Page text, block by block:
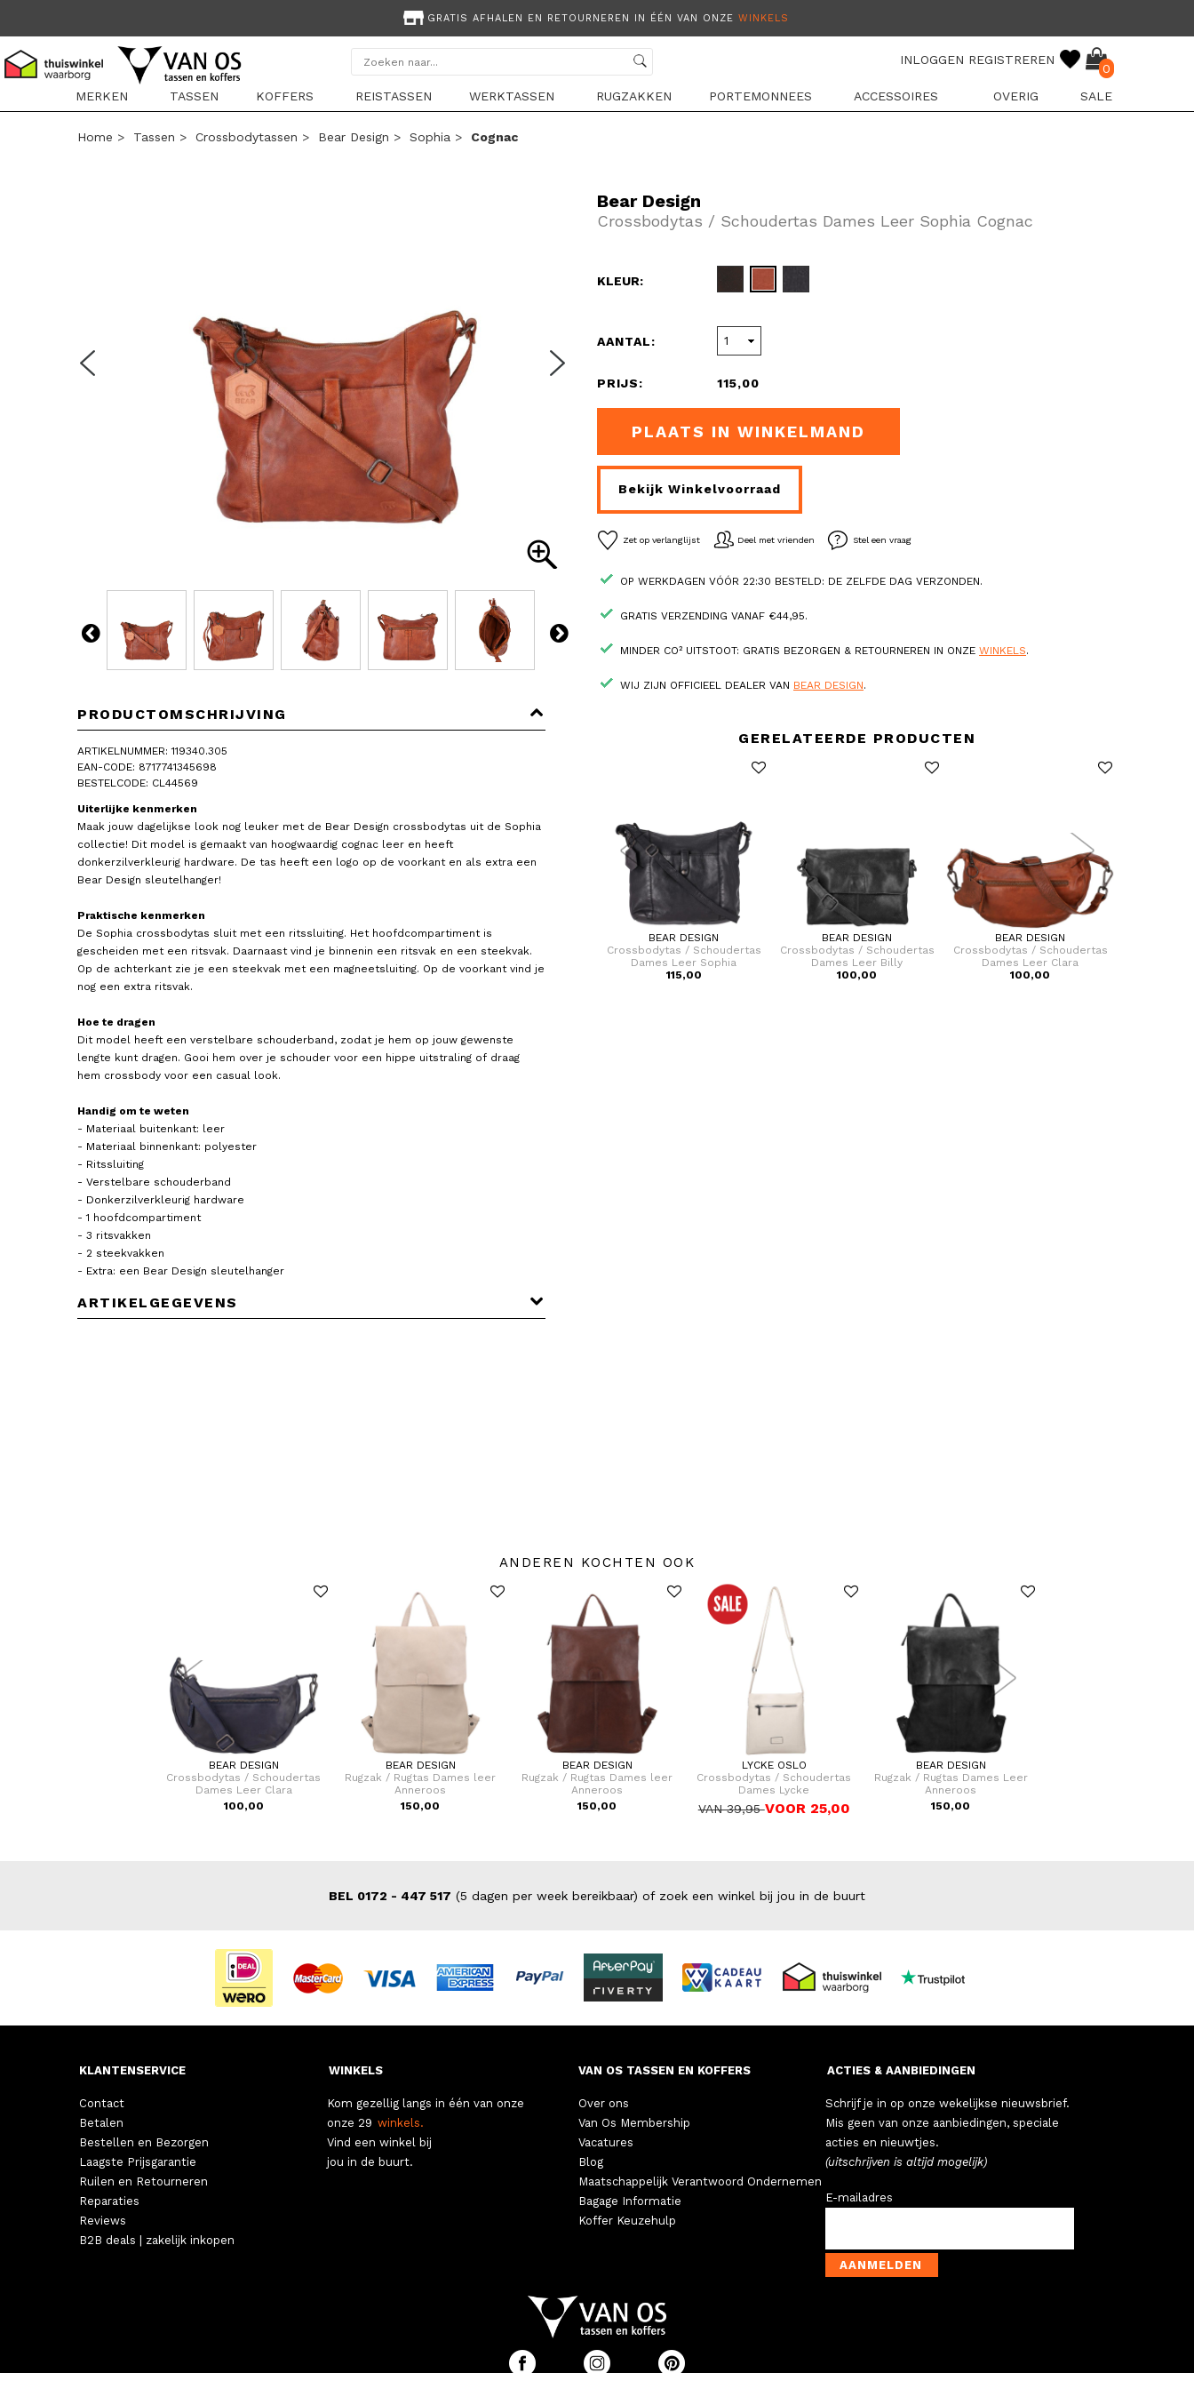
GRATIS AFHALEN EN RETOURNEREN IN ÉÉN VAN ONZE WINKELS
INLOGGEN REGISTREREN
0
MERKEN
TASSEN KOFFERS REISTASSEN WERKTASSEN RUGZAKKEN PORTEMONNEES ACCESSOIRES OVERIG SALE
Home > Tassen > Crossbodytassen > Bear Design > Sophia > Cognac
PRODUCTOMSCHRIJVING
ARTIKELNUMMER: 119340.305
EAN-CODE: 8717741345698
BESTELCODE: CL44569
Uiterlijke kenmerken
Maak jouw dagelijkse look nog leuker met de Bear Design crossbodytas uit de Sophia
collectie! Dit model is gemaakt van hoogwaardig cognac leer en heeft
donkerzilverkleurig hardware. De tas heeft een logo op de voorkant en als extra een
Bear Design sleutelhanger!
Praktische kenmerken
De Sophia crossbodytas sluit met een ritssluiting. Het hoofdcompartiment is
gescheiden met een ritsvak. Daarnaast vind je binnenin een ritsvak en een steekvak.
Op de achterkant zie je een steekvak met een magneetsluiting. Op de voorkant vind je
nog een extra ritsvak.
Hoe te dragen
Dit model heeft een verstelbare schouderband, zodat je hem op jouw gewenste
lengte kunt dragen. Gooi hem over je schouder voor een hippe uitstraling of draag
hem crossbody voor een casual look.
Handig om te weten
- Materiaal buitenkant: leer
- Materiaal binnenkant: polyester
- Ritssluiting
- Verstelbare schouderband
- Donkerzilverkleurig hardware
- 1 hoofdcompartiment
- 3 ritsvakken
- 2 steekvakken
- Extra: een Bear Design sleutelhanger
ARTIKELGEGEVENS
Bear Design
Crossbodytas / Schoudertas Dames Leer Sophia Cognac
KLEUR:
AANTAL:
PRIJS: 115,00
PLAATS IN WINKELMAND
Bekijk Winkelvoorraad
Zet op verlanglijst Deel met vrienden Stel een vraag
OP WERKDAGEN VÓÓR 22:30 BESTELD: DE ZELFDE DAG VERZONDEN.
GRATIS VERZENDING VANAF €44,95.
MINDER CO² UITSTOOT: GRATIS BEZORGEN & RETOURNEREN IN ONZE WINKELS.
WIJ ZIJN OFFICIEEL DEALER VAN BEAR DESIGN.
GERELATEERDE PRODUCTEN
THE MONTE
Crossbodytas / Schoudertas
Dames Leer The Monte
79,95
BEAR DESIGN
Crossbodytas / Schoudertas
Dames Leer Daphne
115,00
STEVE MADDEN
Crossbodytas / Schoudertas
Dames Bvisual
VOOR 69,00
BEAR DESIGN
Crossbodytas / Schoudertas
Dames Leer Sophia
115,00
BEAR DESIGN
Crossbodytas / Schoudertas
Dames Leer Billy
100,00
BEAR DESIGN
Crossbodytas / Schoudertas
Dames Leer Clara
100,00
ANDEREN KOCHTEN OOK
BEAR DESIGN
Crossbodytas / Schoudertas
Dames Leer Clara
100,00
BEAR DESIGN
Rugzak / Rugtas Dames leer
Anneroos
150,00
BEAR DESIGN
Rugzak / Rugtas Dames leer
Anneroos
150,00
LYCKE OSLO
Crossbodytas / Schoudertas
Dames Lycke
VAN 39,95VOOR 25,00
BEAR DESIGN
Rugzak / Rugtas Dames Leer
Anneroos
150,00
BEL 0172 - 447 517 (5 dagen per week bereikbaar) of zoek een winkel bij jou in de buurt
KLANTENSERVICE
Contact
Betalen
Bestellen en Bezorgen
Laagste Prijsgarantie
Ruilen en Retourneren
Reparaties
Reviews
B2B deals | zakelijk inkopen
WINKELS
Kom gezellig langs in één van onze
onze 29 winkels.
Vind een winkel bij
jou in de buurt.
VAN OS TASSEN EN KOFFERS
Over ons
Van Os Membership
Vacatures
Blog
Maatschappelijk Verantwoord Ondernemen
Bagage Informatie
Koffer Keuzehulp
ACTIES & AANBIEDINGEN
Schrijf je in op onze wekelijkse nieuwsbrief.
Mis geen van onze aanbiedingen, speciale
acties en nieuwtjes.
(uitschrijven is altijd mogelijk)
E-mailadres
AANMELDEN